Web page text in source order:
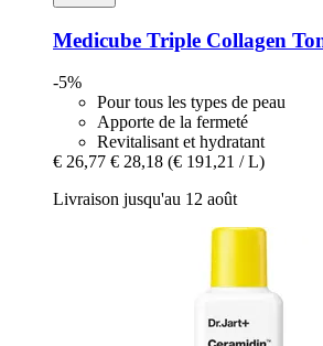
Medicube Triple Collagen
-5%
Pour tous les types de peau
Apporte de la fermeté
Revitalisant et hydratant
€ 26,77 € 28,18 (€ 191,21 / L)
Livraison jusqu'au 12 août